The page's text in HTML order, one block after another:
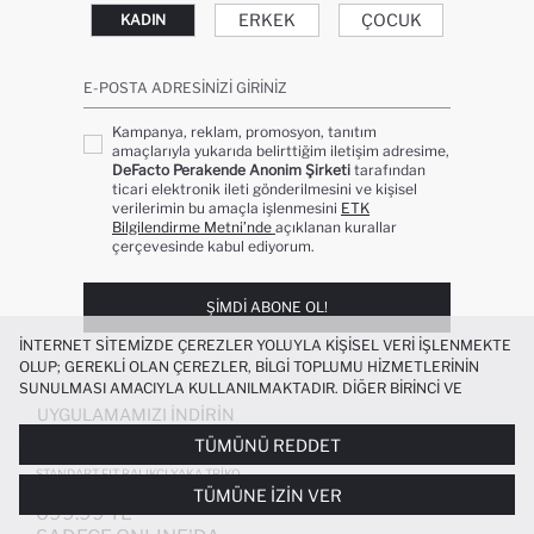
STANDART FIT BALIKÇI YAKA TRIKO
699.99 TL
KADIN ERKEK ÇOCUK
E-POSTA ADRESINIZI GIRINIZ
Kampanya, reklam, promosyon, tanıtım
amaçlarıyla yukarıda belirttiğim iletişim adresime,
DeFacto Perakende Anonim Şirketi tarafından
ticari elektronik ileti gönderilmesini ve kişisel
verilerimin bu amaçla işlenmesini ETK
Bilgilendirme Metni’nde açıklanan kurallar
çerçevesinde kabul ediyorum.
ŞIMDI ABONE OL!
UYGULAMAMIZI İNDIRIN
İNTERNET SITEMIZDE ÇEREZLER YOLUYLA KIŞISEL VERI IŞLENMEKTE
OLUP; GEREKLI OLAN ÇEREZLER, BILGI TOPLUMU HIZMETLERININ
SUNULMASI AMACIYLA KULLANILMAKTADIR. DIĞER BIRINCI VE
ÜÇÜNCÜ TARAF ÇEREZLER ISE SIZE DAHA IYI BIR ALIŞVERIŞ
DENEYIMI SUNULABILMESI, SITEMIZIN DAHA IŞLEVSEL KILINMASI VE
KIŞISELLEŞTIRMESI VE AÇIK RIZA VERMENIZ HALINDE, SIZLERE
YÖNELIK PAZARLAMA FAALIYETLERININ YAPILMASI AMAÇLARIYLA
SINIRLI OLARAK KULLANILACAKTIR. ÇEREZLERE DAIR TERCIHLERINIZI
ÇEREZ TERCIHLERIPANELI ARACILIĞIYLA HER ZAMAN YÖNETEBILIR,
TÜMÜNÜ REDDET
TÜMÜNE İZIN VER